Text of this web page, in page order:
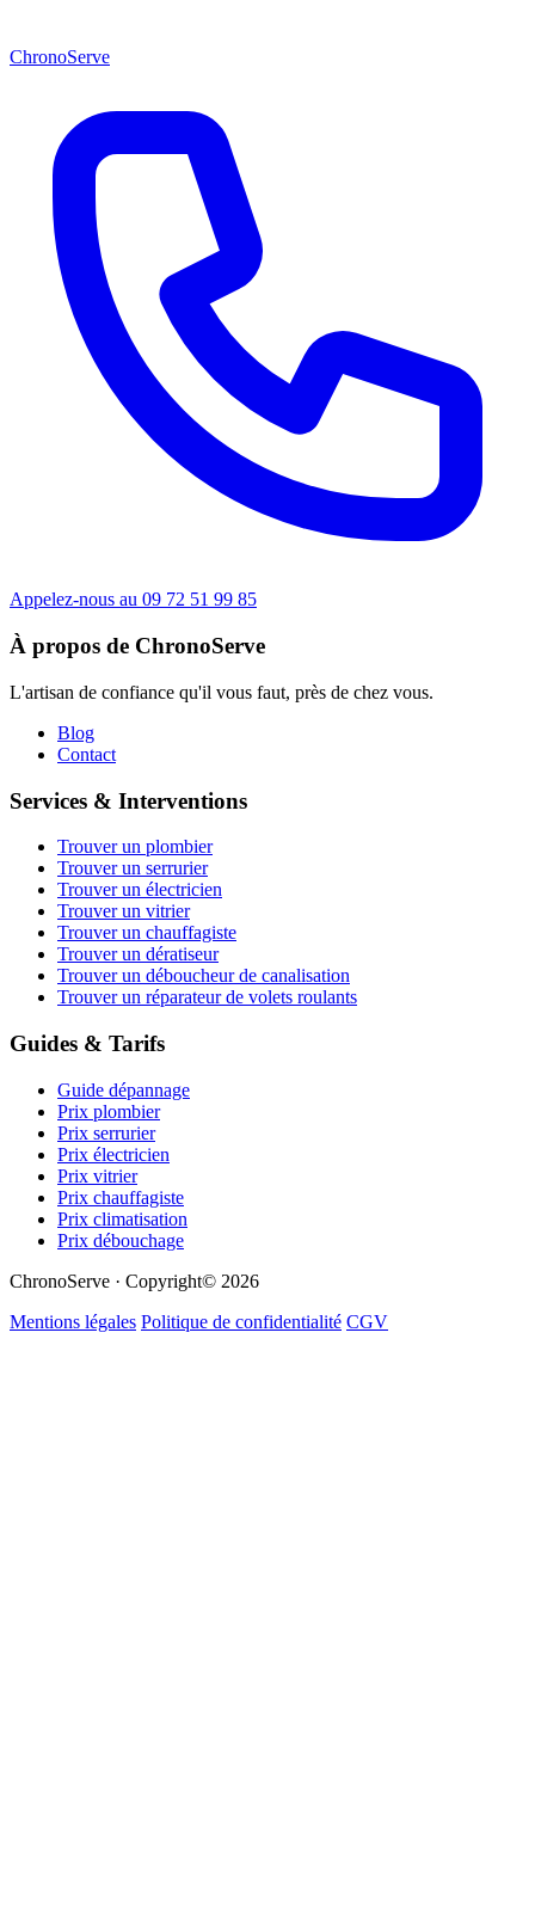
ChronoServe
Appelez-nous au 09 72 51 99 85
À propos de ChronoServe
L'artisan de confiance qu'il vous faut, près de chez vous.
Blog
Contact
Services & Interventions
Trouver un plombier
Trouver un serrurier
Trouver un électricien
Trouver un vitrier
Trouver un chauffagiste
Trouver un dératiseur
Trouver un déboucheur de canalisation
Trouver un réparateur de volets roulants
Guides & Tarifs
Guide dépannage
Prix plombier
Prix serrurier
Prix électricien
Prix vitrier
Prix chauffagiste
Prix climatisation
Prix débouchage
ChronoServe · Copyright© 2026
Mentions légales Politique de confidentialité CGV